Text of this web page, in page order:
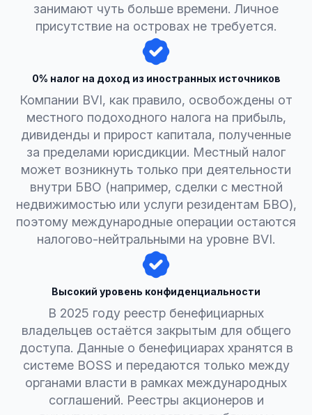
занимают чуть больше времени. Личное
присутствие на островах не требуется.
0% налог на доход из иностранных источников
Компании BVI, как правило, освобождены от
местного подоходного налога на прибыль,
дивиденды и прирост капитала, полученные
за пределами юрисдикции. Местный налог
может возникнуть только при деятельности
внутри БВО (например, сделки с местной
недвижимостью или услуги резидентам БВО),
поэтому международные операции остаются
налогово-нейтральными на уровне BVI.
Высокий уровень конфиденциальности
В 2025 году реестр бенефициарных
владельцев остаётся закрытым для общего
доступа. Данные о бенефициарах хранятся в
системе BOSS и передаются только между
органами власти в рамках международных
соглашений. Реестры акционеров и